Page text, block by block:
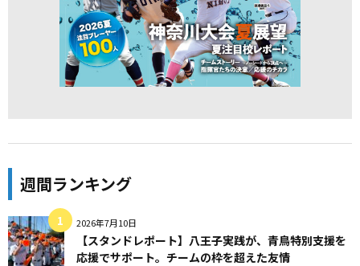
週間ランキング
2026年7月10日
【スタンドレポート】八王子実践が、青鳥特別支援を
応援でサポート。チームの枠を超えた友情